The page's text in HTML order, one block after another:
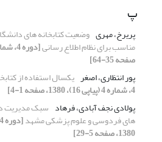
پ
پریرخ، مهری وضعیت کتابخانه های
مناسب برای نظام اطلاع رسانی
صفحه 35-64]
پور انتظاری، اصغر یکسال استفاده از
4، شماره 4 (پیاپی 16)، 1380، صفحه 1-4]
پولادی نجف آبادی، فرهاد سبک مدیریت
های فردوسی و علوم پزشکی مشهد
1380، صفحه 5-29]